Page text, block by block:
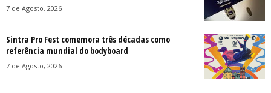
7 de Agosto, 2026
Sintra Pro Fest comemora três décadas como
referência mundial do bodyboard
7 de Agosto, 2026